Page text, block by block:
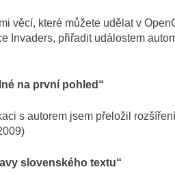
věcí, které můžete udělat v
Invaders, přiřadit událostem
na první pohled“
s autorem jsem přeložil
slovenského textu“